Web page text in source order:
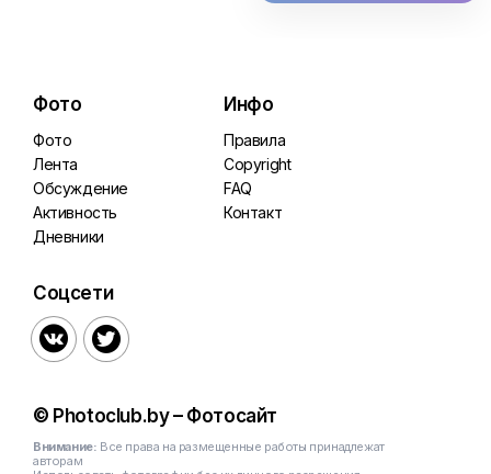
Фото
Фото
Лента
Обсуждение
Активность
Дневники
Инфо
Правила
Copyright
FAQ
Контакт
Соцсети
 
© Photoclub.by – Фотосайт
Внимание: Все права на размещенные работы принадлежат
авторам